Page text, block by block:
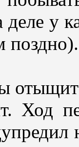
деле у
поздно).
Ход